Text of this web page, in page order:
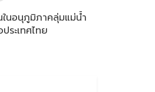
นอนุภูมิภาคลุ่มแม่นํ้า
ระเทศไทย